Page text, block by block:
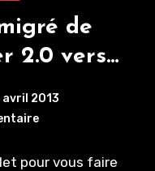
de
2.0 vers
avril 2013
pour vous faire